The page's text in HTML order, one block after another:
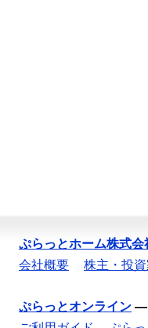
ぷらっとホーム株式会
会社概要
株主・投
ぷらっとオンライン —